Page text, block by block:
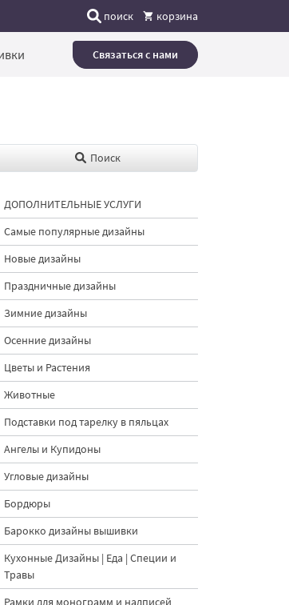
поиск корзина
Связаться с нами
Поиск
ДОПОЛНИТЕЛЬНЫЕ УСЛУГИ
Самые популярные дизайны
Новые дизайны
Праздничные дизайны
Зимние дизайны
Осенние дизайны
Цветы и Растения
Животные
Подставки под тарелку в пяльцах
Ангелы и Купидоны
Угловые дизайны
Бордюры
Барокко дизайны вышивки
Кухонные Дизайны | Еда | Специи и
Травы
Рамки для монограмм и надписей